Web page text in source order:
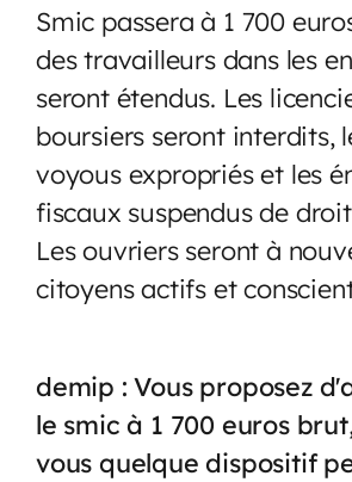
Smic passera à 1 700
des travailleurs dans les
seront étendus. Les
boursiers seront interdits,
voyous expropriés et les
fiscaux suspendus de
Les ouvriers seront à
citoyens actifs et
demip : Vous proposez
le smic à 1 700 euros
vous quelque dispositif